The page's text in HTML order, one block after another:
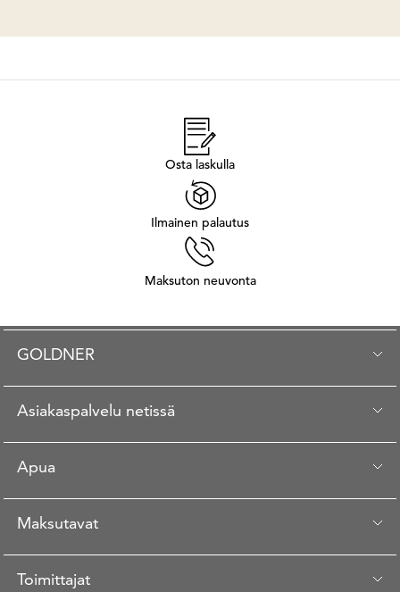
Osta laskulla
Ilmainen palautus
Maksuton neuvonta
GOLDNER
Asiakaspalvelu netissä
Apua
Maksutavat
Toimittajat